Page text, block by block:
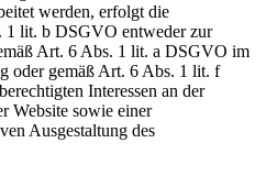
werden, erfolgt die
1 lit. b DSGVO entweder zur
Art. 6 Abs. 1 lit. a DSGVO im
oder gemäß Art. 6 Abs. 1 lit. f
Interessen an der
Website sowie einer
Ausgestaltung des